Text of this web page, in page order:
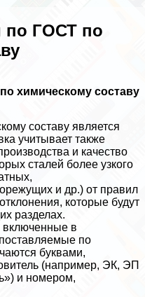
по ГОСТ по
химическому составу
составу является
учитывает также
и качество
сталей более узкого
и др.) от правил
которые будут
разделах.
в
по
буквами,
(например, ЭК, ЭП
и номером,